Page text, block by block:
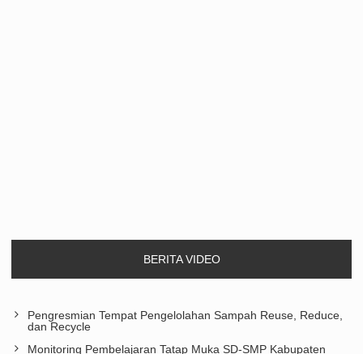
BERITA VIDEO
Pengresmian Tempat Pengelolahan Sampah Reuse, Reduce,
dan Recycle
Monitoring Pembelajaran Tatap Muka SD-SMP Kabupaten